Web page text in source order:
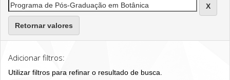
Retornar valores
Adicionar filtros:
Utilizar filtros para refinar o resultado de busca.